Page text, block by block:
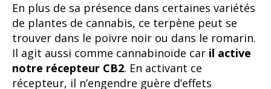
En plus de sa présence dans certaines variétés
de plantes de cannabis, ce terpène peut se
trouver dans le poivre noir ou dans le romarin.
Il agit aussi comme cannabinoïde car il active
notre récepteur CB2. En activant ce
récepteur, il n’engendre guère d’effets